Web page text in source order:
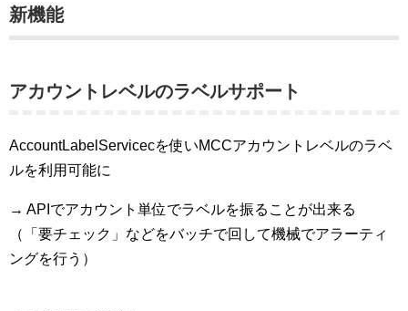
新機能
アカウントレベルのラベルサポート
AccountLabelServicecを使いMCCアカウントレベルのラベ
ルを利用可能に
→ APIでアカウント単位でラベルを振ることが出来る
（「要チェック」などをバッチで回して機械でアラーティ
ングを行う）